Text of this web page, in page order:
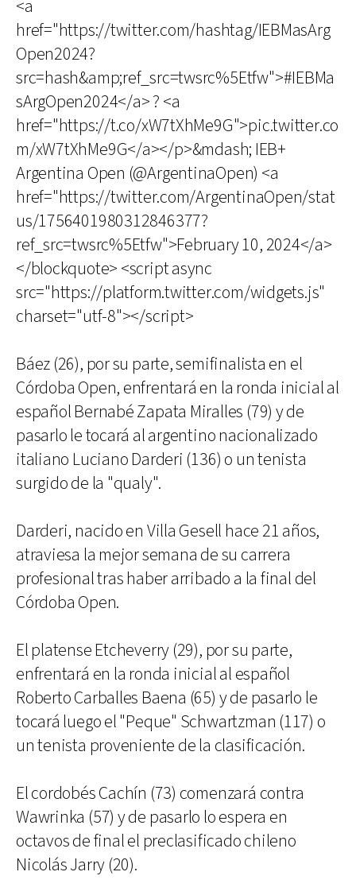
<a
href="https://twitter.com/hashtag/IEBMasArg
Open2024?
src=hash&amp;ref_src=twsrc%5Etfw">#IEBMa
sArgOpen2024</a> ? <a
href="https://t.co/xW7tXhMe9G">pic.twitter.co
m/xW7tXhMe9G</a></p>&mdash; IEB+
Argentina Open (@ArgentinaOpen) <a
href="https://twitter.com/ArgentinaOpen/stat
us/1756401980312846377?
ref_src=twsrc%5Etfw">February 10, 2024</a>
</blockquote> <script async
src="https://platform.twitter.com/widgets.js"
charset="utf-8"></script>
Báez (26), por su parte, semifinalista en el
Córdoba Open, enfrentará en la ronda inicial al
español Bernabé Zapata Miralles (79) y de
pasarlo le tocará al argentino nacionalizado
italiano Luciano Darderi (136) o un tenista
surgido de la "qualy".
Darderi, nacido en Villa Gesell hace 21 años,
atraviesa la mejor semana de su carrera
profesional tras haber arribado a la final del
Córdoba Open.
El platense Etcheverry (29), por su parte,
enfrentará en la ronda inicial al español
Roberto Carballes Baena (65) y de pasarlo le
tocará luego el "Peque" Schwartzman (117) o
un tenista proveniente de la clasificación.
El cordobés Cachín (73) comenzará contra
Wawrinka (57) y de pasarlo lo espera en
octavos de final el preclasificado chileno
Nicolás Jarry (20).